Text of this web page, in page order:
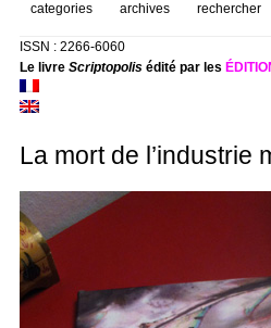
categories archives rechercher
ISSN : 2266-6060
Le livre Scriptopolisédité par les
La mort de l’industrie